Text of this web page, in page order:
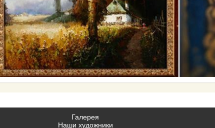
Галерея
Наши художники